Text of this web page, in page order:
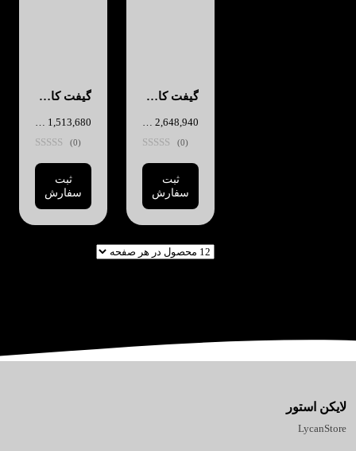
گیفت کارت گوگل پلی 10 دلاری آمریکا
2,648,940 تومان
(0)
ثبت
سفارش
گیفت کارت گوگل پلی 5 دلاری آمریکا
1,513,680 تومان
(0)
ثبت
سفارش
لایکن استور
LycanStore